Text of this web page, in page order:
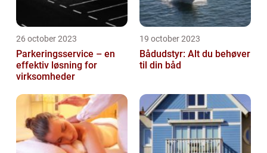
26 october 2023
Parkeringsservice – en
effektiv løsning for
virksomheder
19 october 2023
Bådudstyr: Alt du behøver
til din båd